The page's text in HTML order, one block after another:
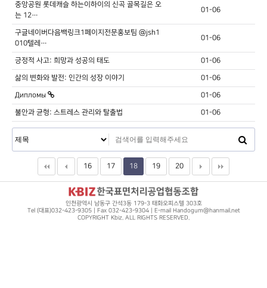
중앙공원 롯데캐슬 하는이하이의 신곡 골목길은 오
는 12…
01-06
구글네이버다음백링크1페이지전문홍보팀 @jsh1
010텔레…
01-06
긍정적 사고: 희망과 성공의 태도 01-06
삶의 변화와 발전: 인간의 성장 이야기 01-06
Дипломы 01-06
불안과 균형: 스트레스 관리와 탈출법 01-06
16 17 18 19 20
인천광역시 남동구 간석3동 179-3 태화오피스텔 303호
Tel (대표)032-423-9305 | Fax 032-423-9304 | E-mail Handogum@hanmail.net
COPYRIGHT Kbiz. ALL RIGHTS RESERVED.